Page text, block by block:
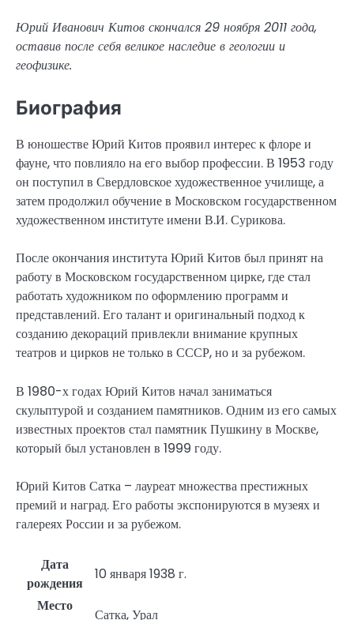
Юрий Иванович Китов скончался 29 ноября 2011 года,
оставив после себя великое наследие в геологии и
геофизике.
Биография
В юношестве Юрий Китов проявил интерес к флоре и
фауне, что повлияло на его выбор профессии. В 1953 году
он поступил в Свердловское художественное училище, а
затем продолжил обучение в Московском государственном
художественном институте имени В.И. Сурикова.
После окончания института Юрий Китов был принят на
работу в Московском государственном цирке, где стал
работать художником по оформлению программ и
представлений. Его талант и оригинальный подход к
созданию декораций привлекли внимание крупных
театров и цирков не только в СССР, но и за рубежом.
В 1980-х годах Юрий Китов начал заниматься
скульптурой и созданием памятников. Одним из его самых
известных проектов стал памятник Пушкину в Москве,
который был установлен в 1999 году.
Юрий Китов Сатка – лауреат множества престижных
премий и наград. Его работы экспонируются в музеях и
галереях России и за рубежом.
Дата
рождения
10 января 1938 г.
Место
Сатка, Урал